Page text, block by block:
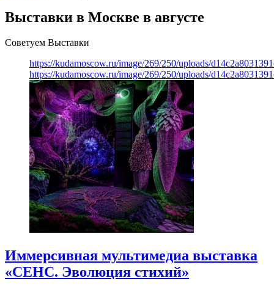
Выставки в Москве в августе
Советуем Выставки
https://kudamoscow.ru/image/269/250/uploads/
https://kudamoscow.ru/image/269/250/uploads/
Иммерсивная мультимедиа выставка
«СЕНС. Эволюция стихий»